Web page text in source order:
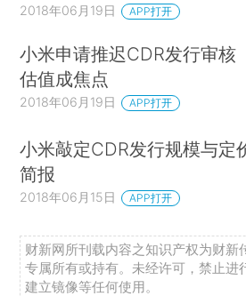
2018年06月19日 APP打开
小米申请推迟CDR发行审核
估值成焦点
2018年06月19日 APP打开
小米敲定CDR发行规模与定
简报
2018年06月15日 APP打开
财新网所刊载内容之知识产权为财新
专属所有或持有。未经许可，禁止进
建立镜像等任何使用。